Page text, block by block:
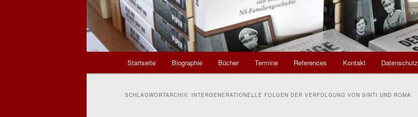
Startseite Biographie Bücher Termine References Kontakt Datenschutz
SCHLAGWORTARCHIV: INTERGENERATIONELLE FOLGEN DER VERFOLGUNG VON SINTI UND ROMA